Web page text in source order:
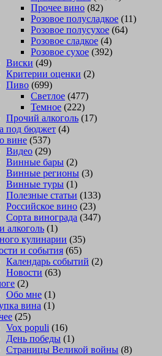
Прочее вино (82)
Розовое полусладкое (11)
Розовое полусухое (64)
Розовое сладкое (4)
Розовое сухое (392)
Виски (49)
Критерии оценки (2)
Пиво (699)
Светлое (477)
Темное (222)
Прочий алкоголь (17)
под бюджет (4)
вине (537)
Видео (29)
Винные бары (2)
Винные регионы (3)
Винные туры (1)
Полезные статьи (133)
Российское вино (23)
Сорта винограда (347)
алкоголь (1)
кулинарии (35)
и события (65)
Календарь событий (2)
Новости (63)
(2)
Обо мне (1)
вина (1)
(25)
Vox populi (16)
День победы (1)
Страницы Великой войны (8)